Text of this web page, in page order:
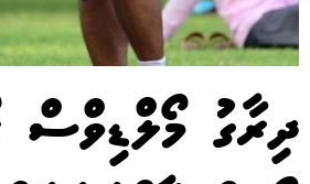
ދިރާގު މޯލްޑިވްސް